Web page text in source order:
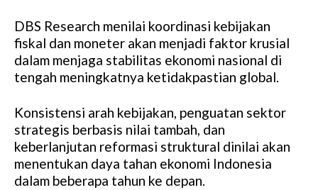
DBS Research menilai koordinasi kebijakan
fiskal dan moneter akan menjadi faktor krusial
dalam menjaga stabilitas ekonomi nasional di
tengah meningkatnya ketidakpastian global.
Konsistensi arah kebijakan, penguatan sektor
strategis berbasis nilai tambah, dan
keberlanjutan reformasi struktural dinilai akan
menentukan daya tahan ekonomi Indonesia
dalam beberapa tahun ke depan.